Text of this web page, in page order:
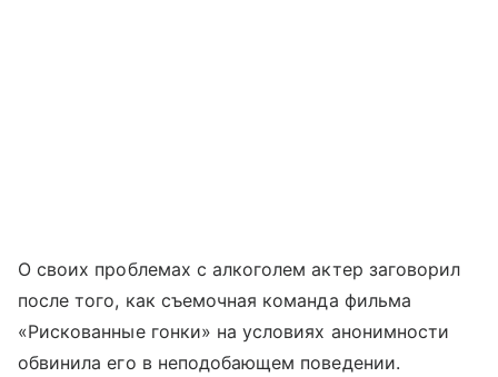
О своих проблемах с алкоголем актер заговорил
после того, как съемочная команда фильма
«Рискованные гонки» на условиях анонимности
обвинила его в неподобающем поведении.